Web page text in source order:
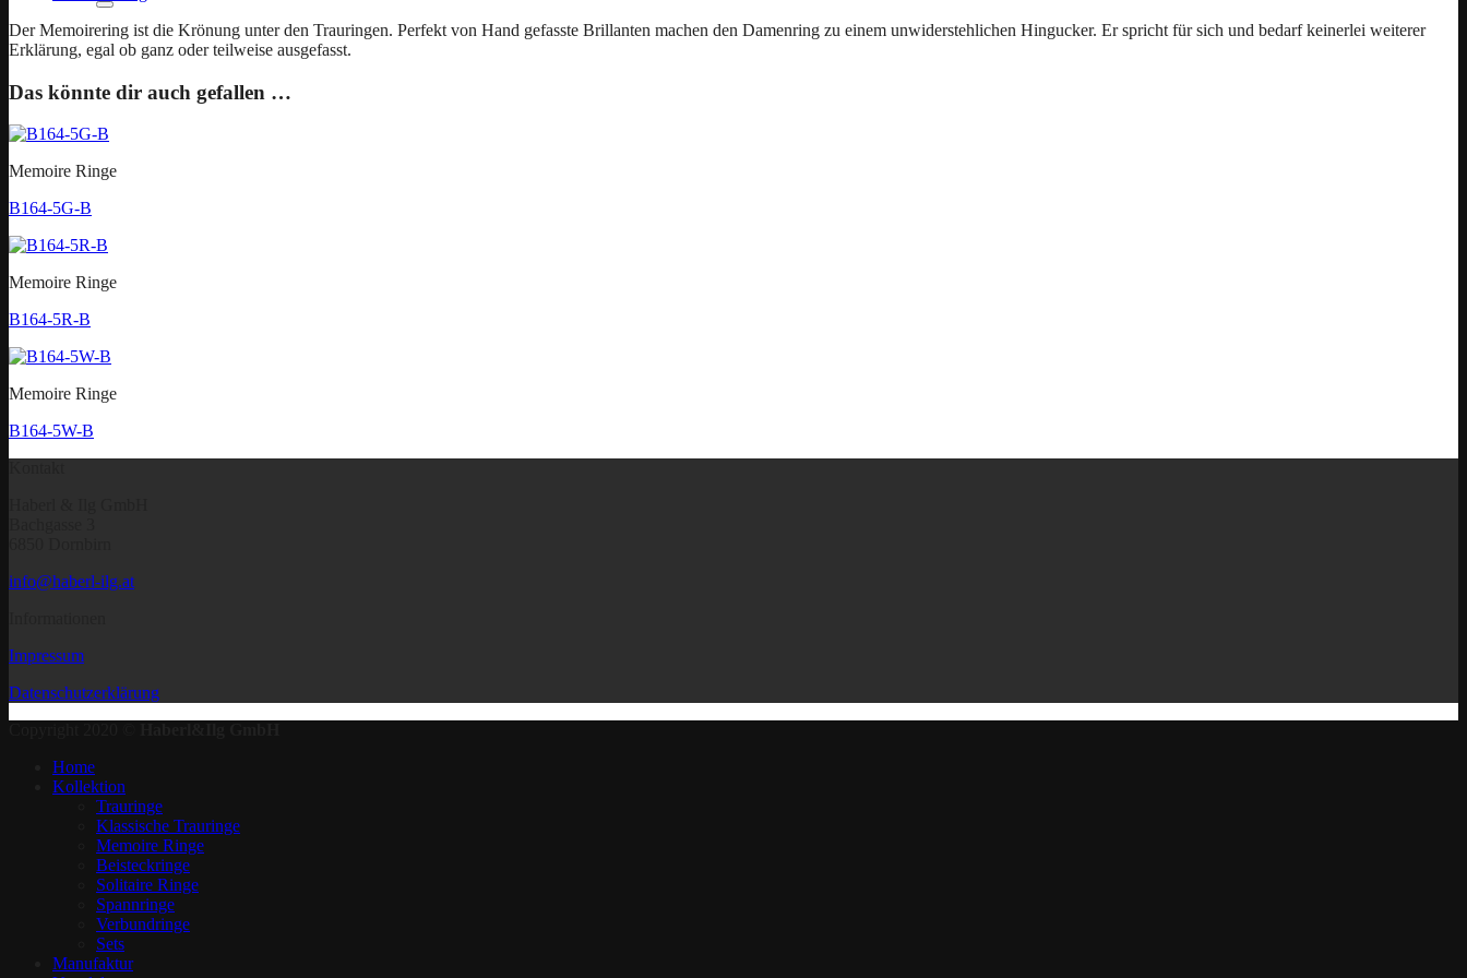
Der Memoirering ist die Krönung unter den Trauringen. Perfekt von Hand gefasste Brillanten machen den Damenring zu einem unwiderstehlichen Hingucker. Er spricht für sich und bedarf keinerlei weiterer
Erklärung, egal ob ganz oder teilweise ausgefasst.
Das könnte dir auch gefallen …
Memoire Ringe
B164-5G-B
Memoire Ringe
B164-5R-B
Memoire Ringe
B164-5W-B
info@haberl-ilg.at
Impressum
Datenschutzerklärung
Home
Kollektion
Trauringe
Klassische Trauringe
Memoire Ringe
Beisteckringe
Solitaire Ringe
Spannringe
Verbundringe
Sets
Manufaktur